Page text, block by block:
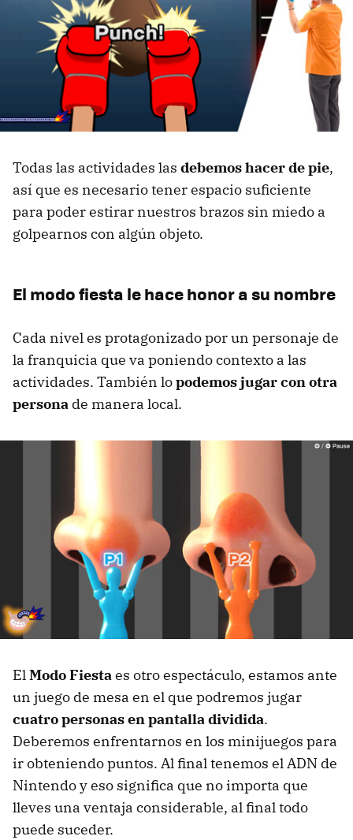
Todas las actividades las debemos hacer de pie,
así que es necesario tener espacio suficiente
para poder estirar nuestros brazos sin miedo a
golpearnos con algún objeto.
El modo fiesta le hace honor a su nombre
Cada nivel es protagonizado por un personaje de
la franquicia que va poniendo contexto a las
actividades. También lopodemos jugar con otra
persona de manera local.
ElModo Fiestaes otro espectáculo, estamos ante
un juego de mesa en el que podremos jugar
cuatro personas en pantalla dividida.
Deberemos enfrentarnos en los minijuegos para
ir obteniendo puntos. Al final tenemos el ADN de
Nintendo y eso significa que no importa que
lleves una ventaja considerable, al final todo
puede suceder.